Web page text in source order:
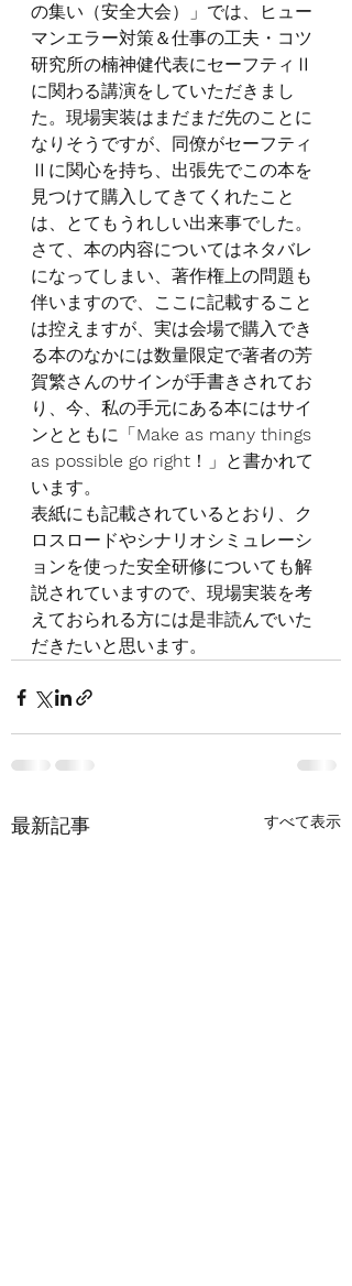
の集い（安全大会）」では、ヒュー
マンエラー対策＆仕事の工夫・コツ
研究所の楠神健代表にセーフティⅡ
に関わる講演をしていただきまし
た。現場実装はまだまだ先のことに
なりそうですが、同僚がセーフティ
Ⅱに関心を持ち、出張先でこの本を
見つけて購入してきてくれたこと
は、とてもうれしい出来事でした。
さて、本の内容についてはネタバレ
になってしまい、著作権上の問題も
伴いますので、ここに記載すること
は控えますが、実は会場で購入でき
る本のなかには数量限定で著者の芳
賀繁さんのサインが手書きされてお
り、今、私の手元にある本にはサイ
ンとともに「Make as many things
as possible go right ！」と書かれて
います。
表紙にも記載されているとおり、ク
ロスロードやシナリオシミュレーシ
ョンを使った安全研修についても解
説されていますので、現場実装を考
えておられる方には是非読んでいた
だきたいと思います。
最新記事 すべて表示